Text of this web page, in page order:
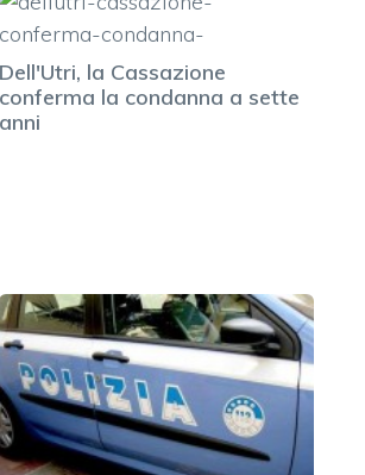
Dell'Utri, la Cassazione
conferma la condanna a sette
anni